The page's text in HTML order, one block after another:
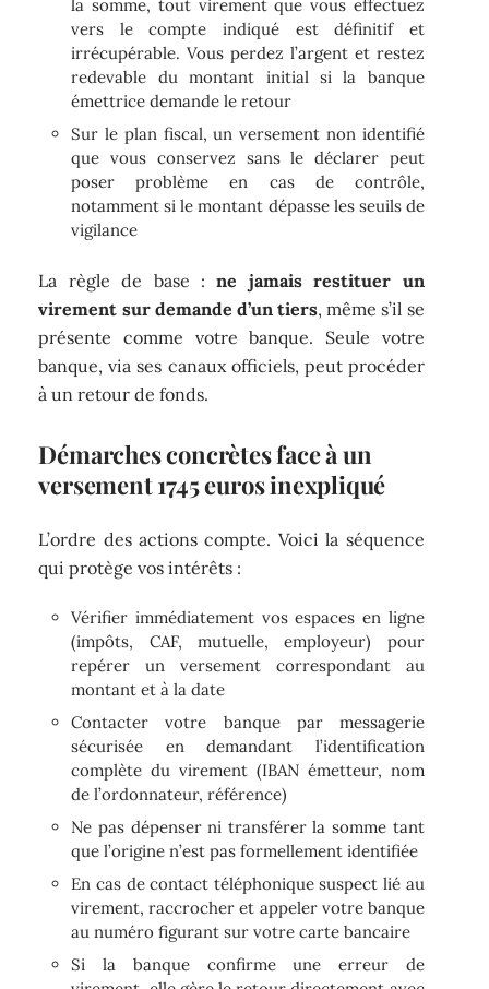
la somme, tout virement que vous effectuez
vers le compte indiqué est définitif et
irrécupérable. Vous perdez l’argent et restez
redevable du montant initial si la banque
émettrice demande le retour
Sur le plan fiscal, un versement non identifié
que vous conservez sans le déclarer peut
poser problème en cas de contrôle,
notamment si le montant dépasse les seuils de
vigilance
La règle de base :ne jamais restituer un
virement sur demande d’un tiers, même s’il se
présente comme votre banque. Seule votre
banque, via ses canaux officiels, peut procéder
à un retour de fonds.
Démarches concrètes face à un
versement 1745 euros inexpliqué
L’ordre des actions compte. Voici la séquence
qui protège vos intérêts :
Vérifier immédiatement vos espaces en ligne
(impôts, CAF, mutuelle, employeur) pour
repérer un versement correspondant au
montant et à la date
Contacter votre banque par messagerie
sécurisée en demandant l’identification
complète du virement (IBAN émetteur, nom
de l’ordonnateur, référence)
Ne pas dépenser ni transférer la somme tant
que l’origine n’est pas formellement identifiée
En cas de contact téléphonique suspect lié au
virement, raccrocher et appeler votre banque
au numéro figurant sur votre carte bancaire
Si la banque confirme une erreur de